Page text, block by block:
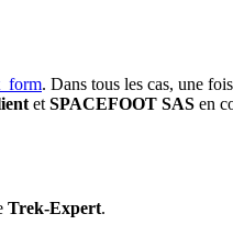
. Dans tous les cas, une
et SPACEFOOT SAS en
Trek-Expert.